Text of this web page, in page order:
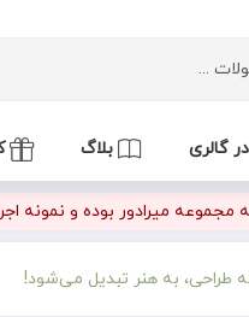
گالری بلاگ
میرادور بوده و نمونه
طراحی، به هنر تبدیل می‌شود!